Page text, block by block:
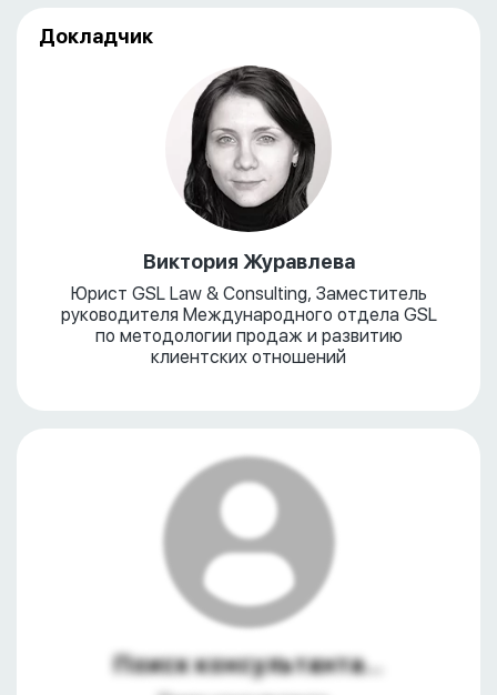
Докладчик
Виктория Журавлева
Юрист GSL Law & Consulting, Заместитель
руководителя Международного отдела GSL
по методологии продаж и развитию
клиентских отношений
Поиск консультанта...